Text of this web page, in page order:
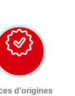
d'origines